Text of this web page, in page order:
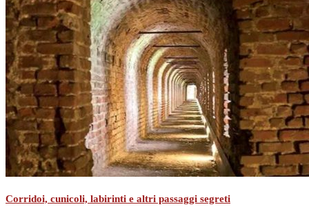
Corridoi, cunicoli, labirinti e altri passaggi segreti